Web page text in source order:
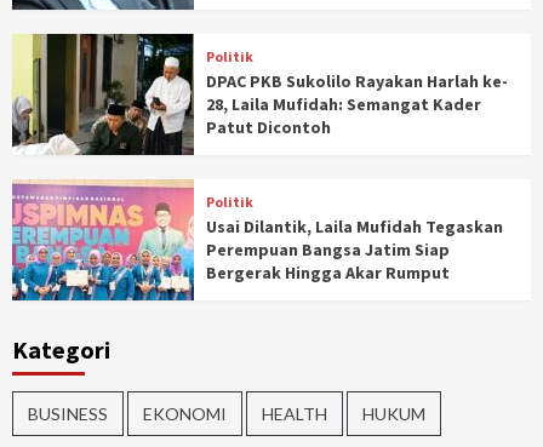
Politik
DPAC PKB Sukolilo Rayakan Harlah ke-
28, Laila Mufidah: Semangat Kader
Patut Dicontoh
Politik
Usai Dilantik, Laila Mufidah Tegaskan
Perempuan Bangsa Jatim Siap
Bergerak Hingga Akar Rumput
Kategori
BUSINESS EKONOMI HEALTH HUKUM